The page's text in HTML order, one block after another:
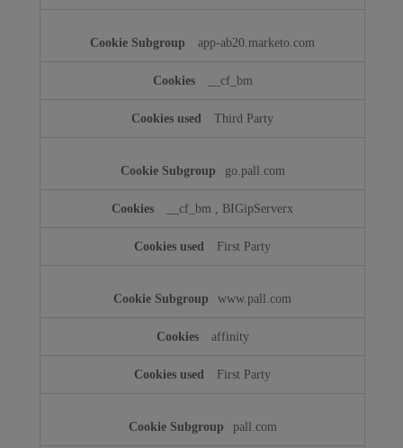
app-ab20.marketo.com
__cf_bm
Third Party
go.pall.com
__cf_bm , BIGipServerx
First Party
www.pall.com
affinity
First Party
pall.com